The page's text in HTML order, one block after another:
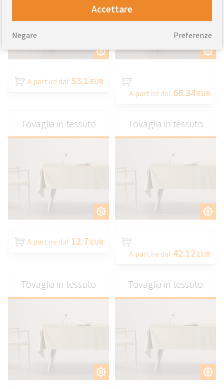
PERSONALIZZARE
A partire dal 53.1 EUR
PERSONALIZZARE
A partire dal 66.34 EUR
Tovaglia in tessuto
A partire dal 12.7 EUR
Tovaglia in tessuto
A partire dal 42.12 EUR
Tovaglia in tessuto Tovaglia in tessuto
Accettare
Preferenze
Negare